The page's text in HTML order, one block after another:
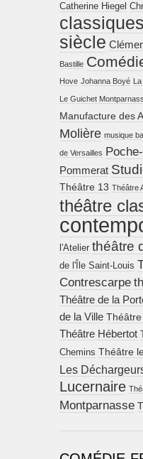
Catherine Hiegel
siècle
Bastille
Hove Johanna Boyé
Le Guichet
Manufacture des
Molière musique
de Versailles
Pommerat
Théâtre 13 Théâtre
théâtre
l'Atelier théâtre
de l'Île Saint-Louis
Contrescarpe
Théâtre de la
de la Ville
Théâtre Hébertot
Chemins Théâtre
Les
Lucernaire
Montparnasse